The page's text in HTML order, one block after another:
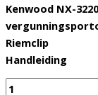
Kenwood NX-
Riemclip
Handleiding
Kenwood